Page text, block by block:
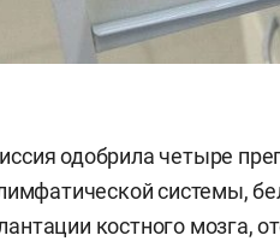
одобрила четыре
системы,
костного мозга,